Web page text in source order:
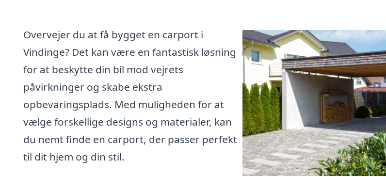
Overvejer du at få bygget en carport i
Vindinge? Det kan være en fantastisk løsning
for at beskytte din bil mod vejrets
påvirkninger og skabe ekstra
opbevaringsplads. Med muligheden for at
vælge forskellige designs og materialer, kan
du nemt finde en carport, der passer perfekt
til dit hjem og din stil.